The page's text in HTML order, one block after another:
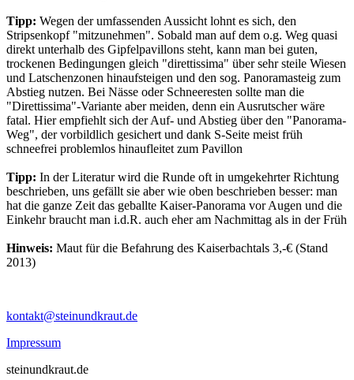
Tipp: Wegen der umfassenden Aussicht lohnt es sich, den
Stripsenkopf "mitzunehmen". Sobald man auf dem o.g. Weg quasi
direkt unterhalb des Gipfelpavillons steht, kann man bei guten,
trockenen Bedingungen gleich "direttissima" über sehr steile Wiesen
und Latschenzonen hinaufsteigen und den sog. Panoramasteig zum
Abstieg nutzen. Bei Nässe oder Schneeresten sollte man die
"Direttissima"-Variante aber meiden, denn ein Ausrutscher wäre
fatal. Hier empfiehlt sich der Auf- und Abstieg über den "Panorama-
Weg", der vorbildlich gesichert und dank S-Seite meist früh
schneefrei problemlos hinaufleitet zum Pavillon
Tipp: In der Literatur wird die Runde oft in umgekehrter Richtung
beschrieben, uns gefällt sie aber wie oben beschrieben besser: man
hat die ganze Zeit das geballte Kaiser-Panorama vor Augen und die
Einkehr braucht man i.d.R. auch eher am Nachmittag als in der Früh
Hinweis: Maut für die Befahrung des Kaiserbachtals 3,-€ (Stand
2013)
kontakt@steinundkraut.de
Impressum
steinundkraut.de